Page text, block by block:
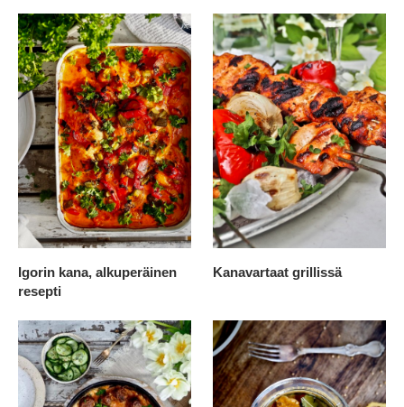
Igorin kana, alkuperäinen
resepti
Kanavartaat grillissä